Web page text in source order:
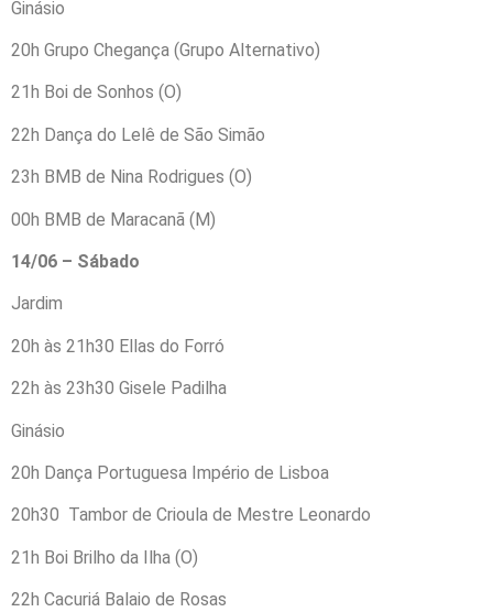
Ginásio
20h Grupo Chegança (Grupo Alternativo)
21h Boi de Sonhos (O)
22h Dança do Lelê de São Simão
23h BMB de Nina Rodrigues (O)
00h BMB de Maracanã (M)
14/06 – Sábado
Jardim
20h às 21h30 Ellas do Forró
22h às 23h30 Gisele Padilha
Ginásio
20h Dança Portuguesa Império de Lisboa
20h30 Tambor de Crioula de Mestre Leonardo
21h Boi Brilho da Ilha (O)
22h Cacuriá Balaio de Rosas